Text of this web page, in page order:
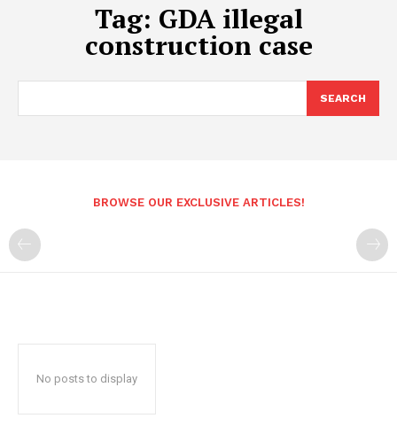
Tag: GDA illegal
construction case
SEARCH
BROWSE OUR EXCLUSIVE ARTICLES!
No posts to display